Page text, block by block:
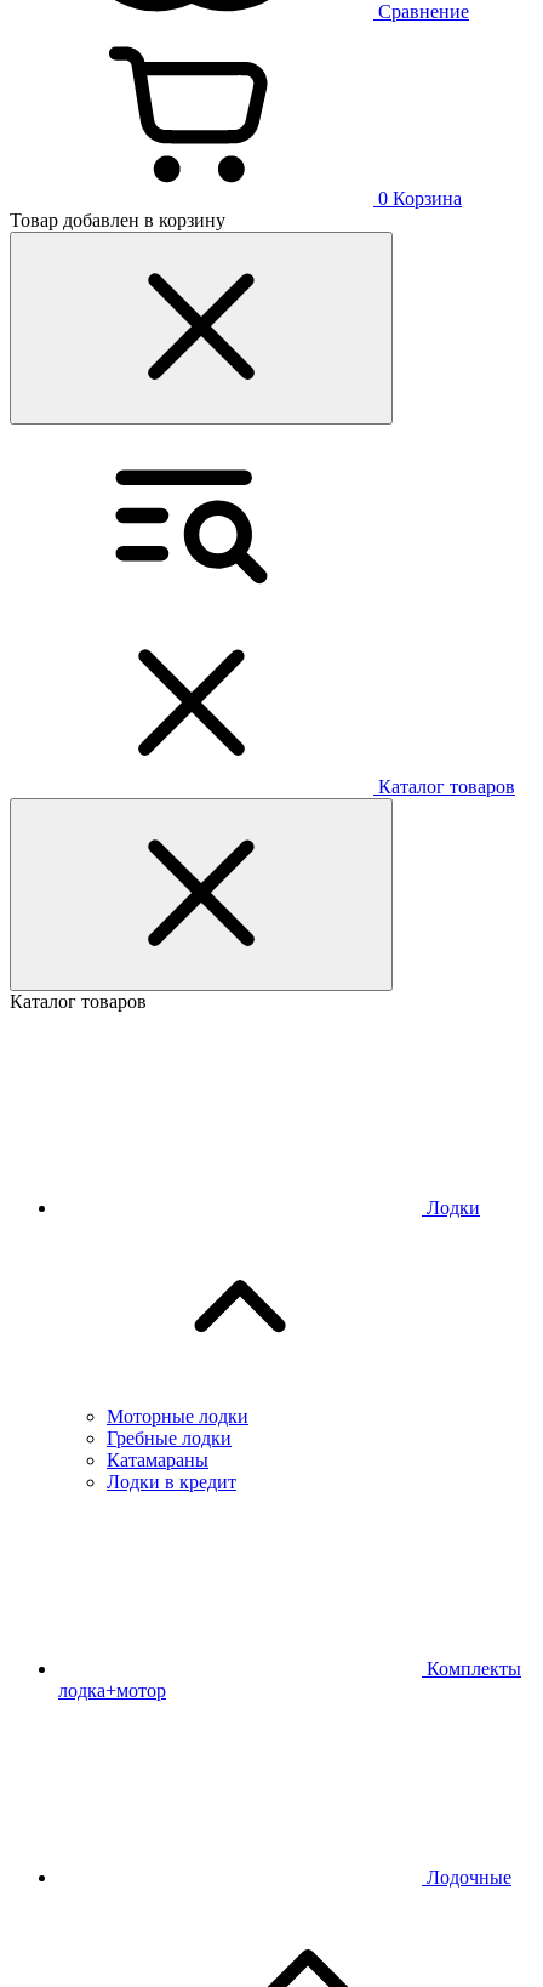
Сравнение
0 Корзина
Товар добавлен в корзину
Каталог товаров
Каталог товаров
Лодки
Моторные лодки
Гребные лодки
Катамараны
Лодки в кредит
Комплекты
лодка+мотор
Лодочные